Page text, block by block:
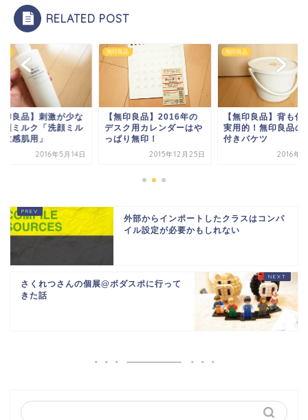
RELATED POST
印良品】刺激が少な
顔ミルク「洗顔ミル
敏感肌用」
2016年5月14日
無印良品
【無印良品】2016年の
デスク用カレンダーはや
っぱり無印！
2015年12月25日
無印良品
【無印良品】背も低
実用的！無印良品の
付きバケツ
2016年5
外部からインポートしたクラスはコンパ
イル設定が必要かもしれない
さくれつさんの個展@ボダスポに行って
きた話